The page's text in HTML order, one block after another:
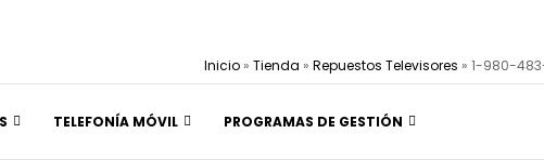
Inicio » Tienda » Repuestos Televisores » 1-980-483-
TELEFONÍA MÓVIL PROGRAMAS DE GESTIÓN